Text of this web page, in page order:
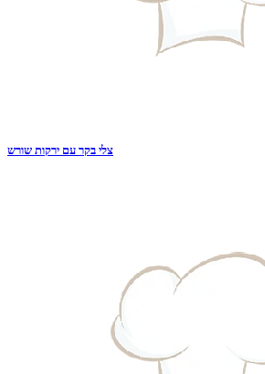
צלי בקר עם ירקות שורש